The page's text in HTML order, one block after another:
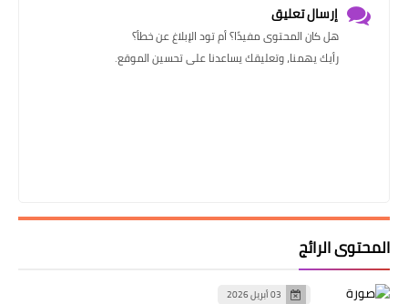
إرسال تعليق
هل كان المحتوى مفيدًا؟ أم تود الإبلاغ عن خطأ؟
رأيك يهمنا، وتعليقك يساعدنا على تحسين الموقع.
المحتوى الرائج
03 أبريل 2026